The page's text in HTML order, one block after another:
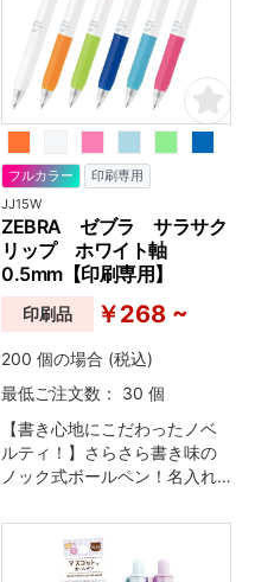
フルカラー 印刷専用
JJ15W
ZEBRA ゼブラ サラサク
リップ ホワイト軸
0.5mm【印刷専用】
印刷品 ￥268 ~
200 個の場合 (税込)
最低ご注文数： 30 個
【書き心地にこだわったノベ
ルティ！】さらさら書き味の
ノック式ボールペン！名入れ
様になりました。事務用やノ
ート書きに！エアタイトシス
テムで、キャップレスでもペ